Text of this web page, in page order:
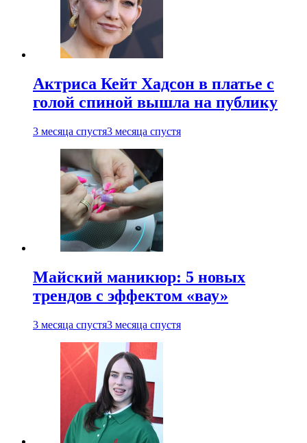
Актриса Кейт Хадсон в платье с
голой спиной вышла на публику
3 месяца спустя3 месяца спустя
Майский маникюр: 5 новых
трендов с эффектом «вау»
3 месяца спустя3 месяца спустя